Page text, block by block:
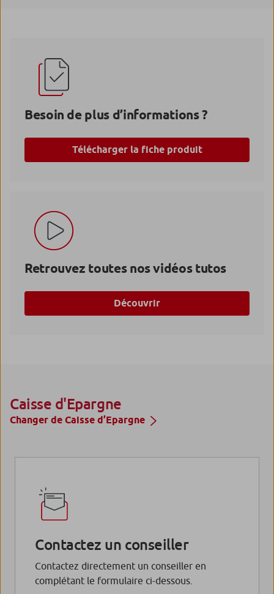
Besoin de plus d’informations ?
Télécharger la fiche produit
Retrouvez toutes nos vidéos tutos
Découvrir
Caisse d'Epargne
Changer de Caisse d’Epargne
Contactez un conseiller
Contactez directement un conseiller en
complétant le formulaire ci-dessous.